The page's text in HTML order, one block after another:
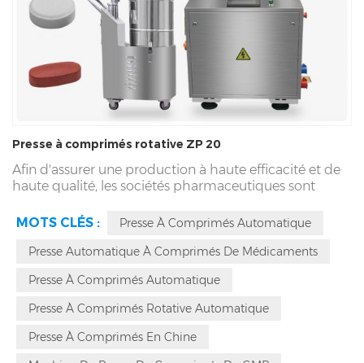
Presse à comprimés rotative ZP 20
Afin d'assurer une production à haute efficacité et de
haute qualité, les sociétés pharmaceutiques sont
technologies de pointe pour améliorer leurs processus
de production. La presse à comprimés rotative ZP-20
est l'un de ces équipements avancés qui excelle en
fiabilité. Les fonctionnalités de la presse à comprimés
rotative ZP-20 apportent d’énormes avantages à
l’industrie pharmaceutique.
MOTS CLÉS :
Presse À Comprimés Automatique
Presse Automatique À Comprimés De Médicaments
Presse À Comprimés Automatique
Presse À Comprimés Rotative Automatique
Presse À Comprimés En Chine